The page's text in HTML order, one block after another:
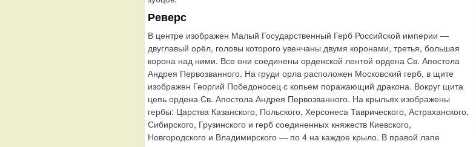
Реверс
В центре изображен Малый Государственный Герб Российской империи —
двуглавый орёл, головы которого увенчаны двумя коронами, третья, большая
корона над ними. Все они соединены орденской лентой ордена Св. Апостола
Андрея Первозванного. На груди орла расположен Московский герб, в щите
изображен Георгий Победоносец с копьем поражающий дракона. Вокруг щита
цепь ордена Св. Апостола Андрея Первозванного. На крыльях изображены
гербы: Царства Казанского, Польского, Херсонеса Таврического, Астраханского,
Сибирского, Грузинского и герб соединенных княжеств Киевского,
Новгородского и Владимирского — по 4 на каждое крыло. В правой лапе